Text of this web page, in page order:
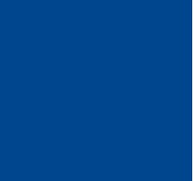
Portotecnica
cu apă pură – IPC